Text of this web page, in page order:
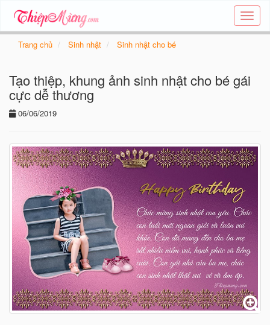
Tạo
thiệp
các
chủ
Trang chủ Sinh nhật Sinh nhật cho bé
Tạo thiệp, khung ảnh sinh nhật cho bé gái
cực dễ thương
06/06/2019